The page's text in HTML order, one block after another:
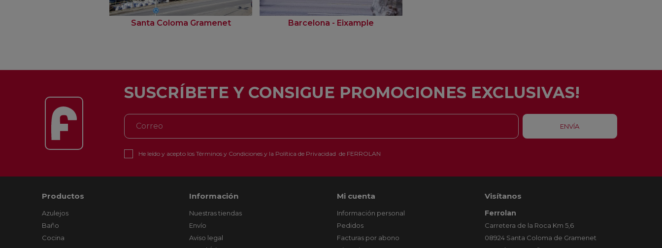
Santa Coloma Gramenet Barcelona - Eixample
SUSCRÍBETE Y CONSIGUE PROMOCIONES EXCLUSIVAS!
He leído y acepto los Términos y Condicionesy la Política de Privacidad de FERROLAN
Productos
Azulejos
Baño
Cocina
Información
Nuestras tiendas
Envío
Aviso legal
Mi cuenta
Información personal
Pedidos
Facturas por abono
Visítanos
Ferrolan
Carretera de la Roca Km 5,6
08924 Santa Coloma de Gramenet